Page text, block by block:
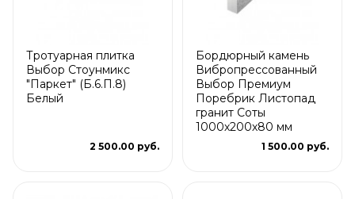
Тротуарная плитка
Выбор Стоунмикс
"Паркет" (Б.6.П.8)
Белый
2 500.00 руб.
Бордюрный камень
Вибропрессованный
Выбор Премиум
Поребрик Листопад
гранит Соты
1000х200х80 мм
1 500.00 руб.